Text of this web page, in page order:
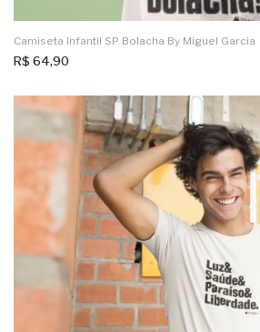
Camiseta Infantil SP Bolacha By Miguel Garcia
R$ 64,90